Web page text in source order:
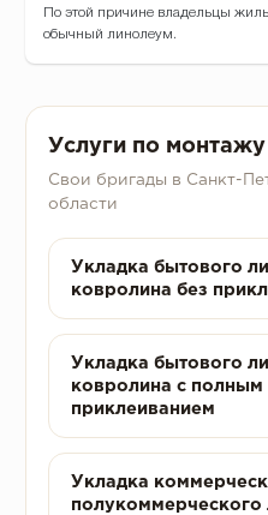
По этой причине владельцы
обычный линолеум.
Услуги по
Свои бригады в Санкт-
области
Укладка бытового
ковролина без
Укладка бытового
ковролина с полным
приклеиванием
Укладка
полукоммерческого